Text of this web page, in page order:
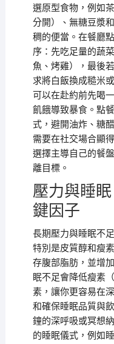
選原型食物，例如
分開）、無糖豆漿
稠的便當。在餐廳
序：先吃足量的蔬
魚、烤雞），最後
求將白飯換成糙米
可以在赴約前先喝
飢餓導致暴食。點
式，避開油炸、糖
需要在社交場合顯
選擇主導自己的餐
離目標。
壓力與睡
鍵因子
長期壓力與睡眠不
特別是皮質醇和瘦
存腹部脂肪，並增
眠不足會降低瘦素
素，讓你更容易在
和確保睡眠品質與
鐘的深呼吸或冥想
的睡眠儀式，例如